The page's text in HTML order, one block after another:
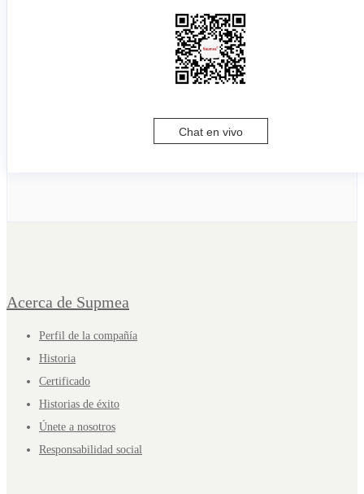
Chat en vivo
Acerca de Supmea
Perfil de la compañía
Historia
Certificado
Historias de éxito
Únete a nosotros
Responsabilidad social